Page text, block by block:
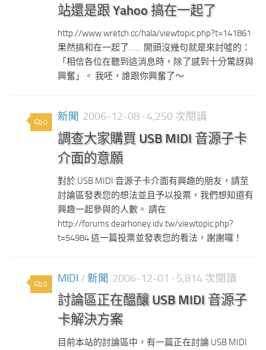
站還是跟 Yahoo 搞在一起了
http://www.wretch.cc/hala/viewtopic.php?t=141861
果然搞和在一起了…… 開頭沒幾句就是來討噓的：
「相信各位在聽到這消息時，除了感到十分驚訝與
興奮」。 我呸，誰跟你興奮了～
0 新聞 2006-12-08 · 4,250 次閱讀
調查大家購買 USB MIDI 音源子卡
介面的意願
對於 USB MIDI 音源子卡介面有興趣的朋友，請至
討論區發表您的想法並且予以投票，我們想知道有
興趣一起參與的人數。 請在
http://forums.dearhoney.idv.tw/viewtopic.php?
t=54984 這一篇投票並發表您的看法，謝謝囉！
0 MIDI / 新聞 2006-12-01 · 5,814 次閱讀
討論區正在醞釀 USB MIDI 音源子
卡解決方案
目前本站的討論區中，有一篇正在討論 USB MIDI